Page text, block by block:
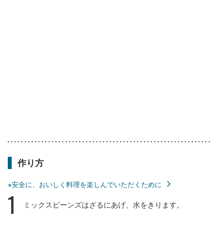
作り方
※安全に、おいしく料理を楽しんでいただくために
1 ミックスビーンズはざるにあげ、水をきります。